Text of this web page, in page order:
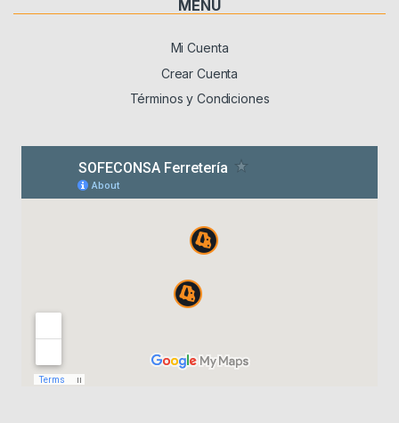
MENÚ
Mi Cuenta
Crear Cuenta
Términos y Condiciones